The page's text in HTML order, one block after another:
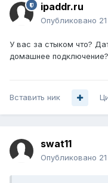
ipaddr.ru
Опубликовано
У вас за стыком что?
домашнее подключение?
Вставить ник
swat11
Опубликовано